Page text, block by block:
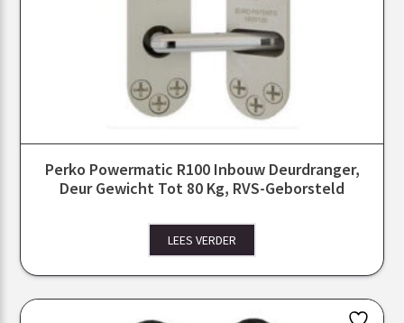
Perko Powermatic R100 Inbouw Deurdranger,
Deur Gewicht Tot 80 Kg, RVS-Geborsteld
LEES VERDER